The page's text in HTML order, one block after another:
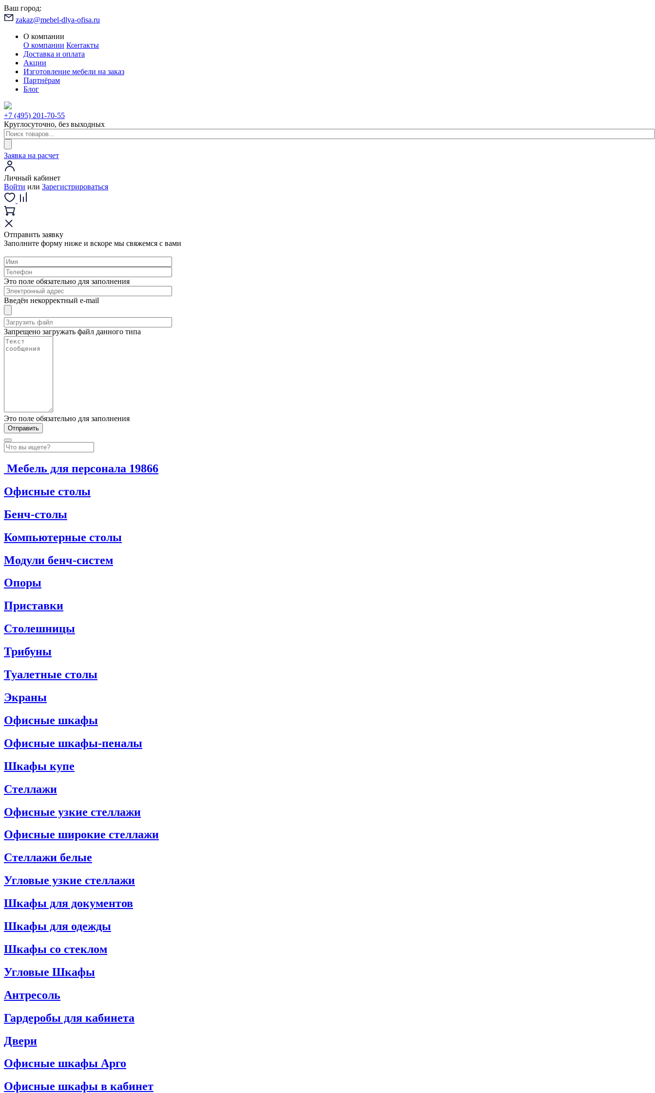
Ваш город:
zakaz@mebel-dlya-ofisa.ru
О компании
О компании Контакты
Доставка и оплата
Акции
Изготовление мебели на заказ
Партнёрам
Блог
+7 (495) 201-70-55
Круглосуточно, без выходных
Заявка на расчет
Личный кабинет
Войти или Зарегистрироваться
Отправить заявку
Заполните форму ниже и вскоре мы свяжемся с вами
Это поле обязательно для заполнения
Введён некорректный e-mail
Запрещено загружать файл данного типа
Это поле обязательно для заполнения
Мебель для персонала 19866
Офисные столы
Бенч-столы
Компьютерные столы
Модули бенч-систем
Опоры
Приставки
Столешницы
Трибуны
Туалетные столы
Экраны
Офисные шкафы
Офисные шкафы-пеналы
Шкафы купе
Стеллажи
Офисные узкие стеллажи
Офисные широкие стеллажи
Стеллажи белые
Угловые узкие стеллажи
Шкафы для документов
Шкафы для одежды
Шкафы со стеклом
Угловые Шкафы
Антресоль
Гардеробы для кабинета
Двери
Офисные шкафы Арго
Офисные шкафы в кабинет